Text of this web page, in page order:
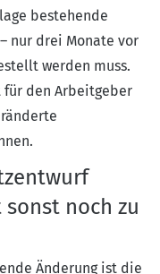
bestehende
nur drei Monate vor
werden muss.
für den Arbeitgeber
sonst noch zu
Änderung ist die